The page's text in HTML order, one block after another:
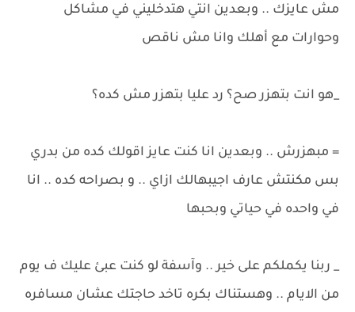
مش عايزك .. وبعدين انتي هتدخليني في مشاكل
وحوارات مع أهلك وانا مش ناقص
_هو انت بتهزر صح؟ رد عليا بتهزر مش كده؟
= مبهزرش .. وبعدين انا كنت عايز اقولك كده من بدري
بس مكنتش عارف اجيبهالك ازاي .. و بصراحه كده .. انا
في واحده في حياتي وبحبها
_ ربنا يكملكم على خير .. وآسفة لو كنت عبئ عليك ف يوم
من الايام .. وهستناك بكره تاخد حاجتك عشان مسافره